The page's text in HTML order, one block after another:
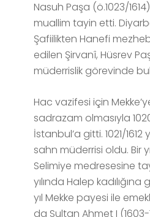
Nasuh Paşa (ö.1023/
muallim tayin etti.
Şafiilikten Hanefi
edilen Şirvanî, Hüsrev
müderrislik görevinde
Hac vazifesi için
sadrazam olmasıyla
İstanbul’a gitti. 1021/1612
sahn müderrisi oldu. Bir
Selimiye medresesine
yılında Halep
yıl Mekke payesi ile
da Sultan Ahmet I (1603-